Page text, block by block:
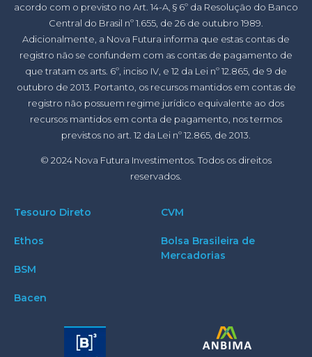
acordo com o previsto no Art. 14-A, § 6º da Resolução do Banco
Central do Brasil nº 1.655, de 26 de outubro 1989.
Adicionalmente, a Nova Futura informa que estas contas de
registro não se confundem com as contas de pagamento de
que tratam os arts. 6º, inciso IV, e 12 da Lei nº 12.865, de 9 de
outubro de 2013. Portanto, os recursos mantidos em contas de
registro não possuem regime jurídico equivalente ao dos
recursos mantidos em conta de pagamento, nos termos
previstos no art. 12 da Lei nº 12.865, de 2013.
© 2024 Nova Futura Investimentos. Todos os direitos
reservados.
Tesouro Direto
Ethos
BSM
Bacen
CVM
Bolsa Brasileira de
Mercadorias